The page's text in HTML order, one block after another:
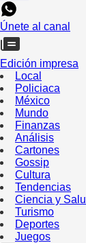
Únete al canal
Edición impresa
Local
Policiaca
México
Mundo
Finanzas
Análisis
Cartones
Gossip
Cultura
Tendencias
Ciencia y
Turismo
Deportes
Juegos